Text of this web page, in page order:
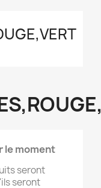
le moment
seront
seront